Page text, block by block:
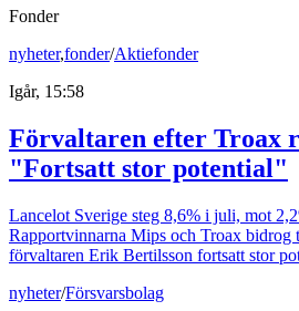
Fonder
nyheter,fonder/Aktiefonder
Igår, 15:58
Förvaltaren efter Troax
"Fortsatt stor potential"
Lancelot Sverige steg 8,6% i juli, mot
Rapportvinnarna Mips och Troax bidrog
förvaltaren Erik Bertilsson fortsatt stor
nyheter/Försvarsbolag